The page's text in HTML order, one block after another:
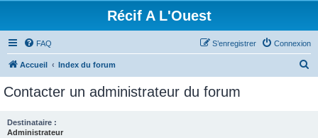
Récif A L'Ouest
FAQ Connexion
S’enregistrer
Accueil Index du forum
Contacter un administrateur du forum
Destinataire :
Administrateur